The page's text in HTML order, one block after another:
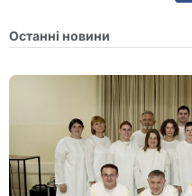
Останні новини